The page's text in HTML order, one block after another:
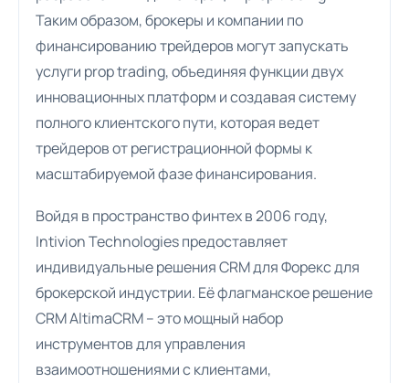
Таким образом, брокеры и компании по
финансированию трейдеров могут запускать
услуги prop trading, объединяя функции двух
инновационных платформ и создавая систему
полного клиентского пути, которая ведет
трейдеров от регистрационной формы к
масштабируемой фазе финансирования.
Войдя в пространство финтех в 2006 году,
Intivion Technologies предоставляет
индивидуальные решения CRM для Форекс для
брокерской индустрии. Её флагманское решение
CRM AltimaCRM – это мощный набор
инструментов для управления
взаимоотношениями с клиентами,